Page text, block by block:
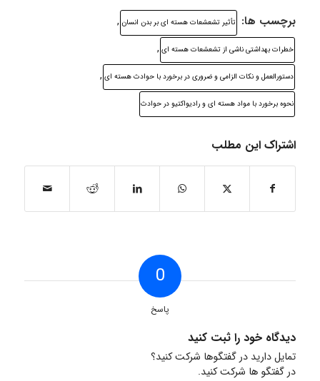
برچسب ها: تأثیر تشعشعات هسته ای بر بدن انسان ,
خطرات بهداشتی ناشی از تشعشعات هسته ای ,
دستورالعمل و نکات الزامی و ضروری در برخورد با حوادث هسته ای ,
نحوه برخورد با مواد هسته ای و رادیواکتیو در حوادث
اشتراک این مطلب
0
پاسخ
دیدگاه خود را ثبت کنید
تمایل دارید در گفتگوها شرکت کنید؟
در گفتگو ها شرکت کنید.